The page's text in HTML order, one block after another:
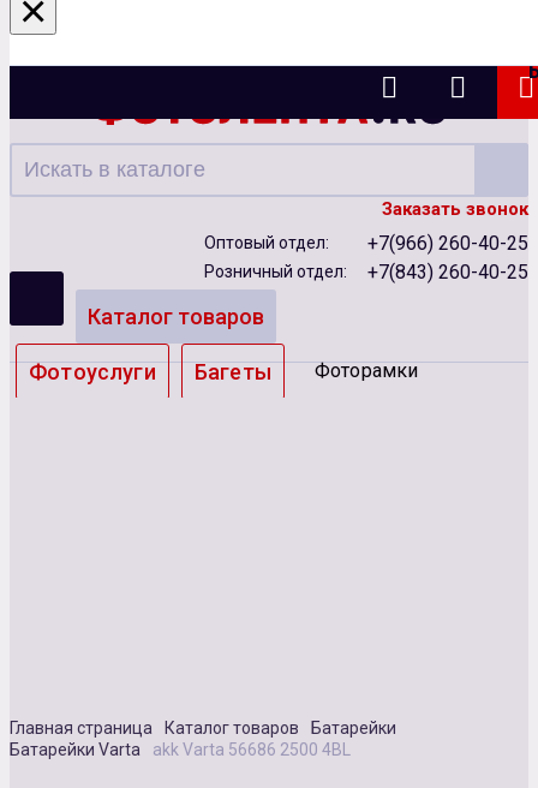
Казань
Заказать звонок
Оптовый отдел: +7(966) 260-40-25
Розничный отдел: +7(843) 260-40-25
Каталог товаров
Фотоуслуги Багеты Фоторамки
Главная страница Каталог товаров
Батарейки
Батарейки Varta
akk Varta 56686 2500 4BL
×